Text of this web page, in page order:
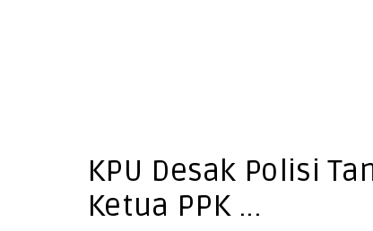
KPU Desak Polisi
Ketua PPK ...